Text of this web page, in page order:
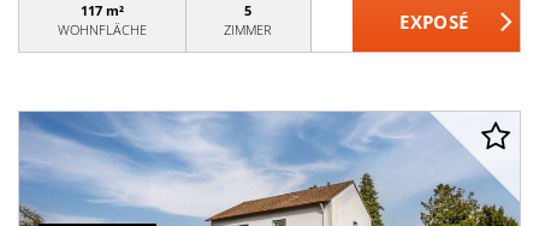
117 m²
WOHNFLÄCHE
5
ZIMMER